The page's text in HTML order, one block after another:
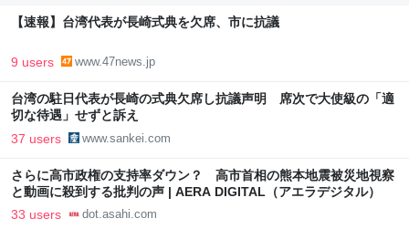
【速報】台湾代表が長崎式典を欠席、市に抗議
9 users www.47news.jp
台湾の駐日代表が長崎の式典欠席し抗議声明 席次で大使級の「適
切な待遇」せずと訴え
37 users www.sankei.com
さらに高市政権の支持率ダウン？ 高市首相の熊本地震被災地視察
と動画に殺到する批判の声 | AERA DIGITAL（アエラデジタル）
33 users dot.asahi.com